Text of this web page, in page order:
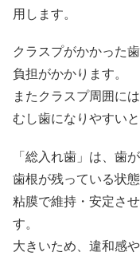
用します。
クラスプがかかった
負担がかかります。
またクラスプ周囲に
むし歯になりやすい
「総入れ歯」は、歯
歯根が残っている状
粘膜で維持・安定さ
す。
大きいため、違和感